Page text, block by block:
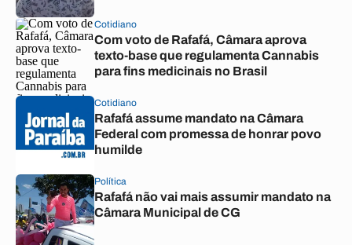
Cotidiano
Com voto de Rafafá, Câmara aprova
texto-base que regulamenta Cannabis
para fins medicinais no Brasil
Cotidiano
Rafafá assume mandato na Câmara
Federal com promessa de honrar povo
humilde
Política
Rafafá não vai mais assumir mandato na
Câmara Municipal de CG